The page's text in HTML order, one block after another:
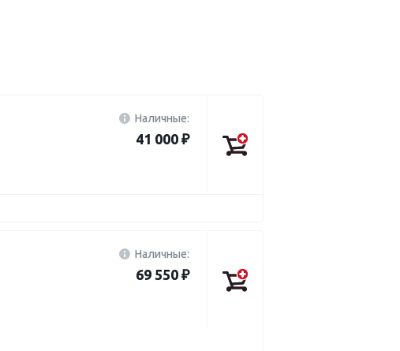
Наличные:
41 000 ₽
Наличные:
69 550 ₽